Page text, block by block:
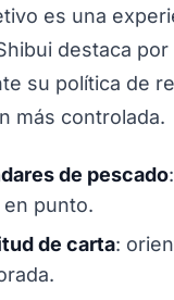
es una
destaca
su política de
más controlada.
de pescado
en punto.
de carta: